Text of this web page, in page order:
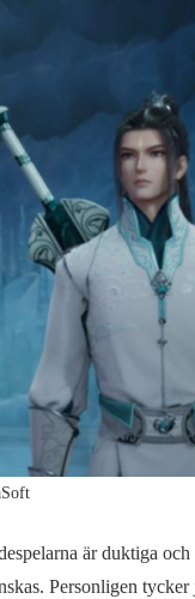
är duktiga
Personligen